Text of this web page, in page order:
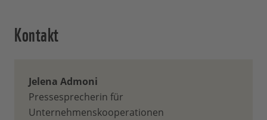
Kontakt
Jelena Admoni
Pressesprecherin für
Unternehmenskooperationen